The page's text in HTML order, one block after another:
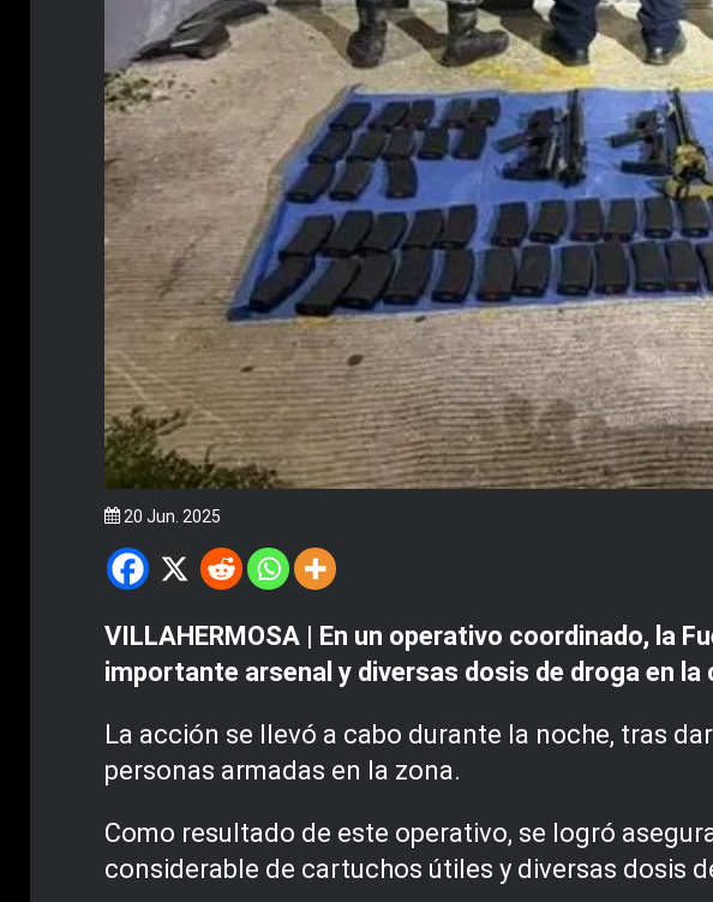
20 Jun. 2025
VILLAHERMOSA | En un operativo coordinado, la
importante arsenal y diversas dosis de droga en
La acción se llevó a cabo durante la noche, tras
personas armadas en la zona.
Como resultado de este operativo, se logró
considerable de cartuchos útiles y diversas dosis